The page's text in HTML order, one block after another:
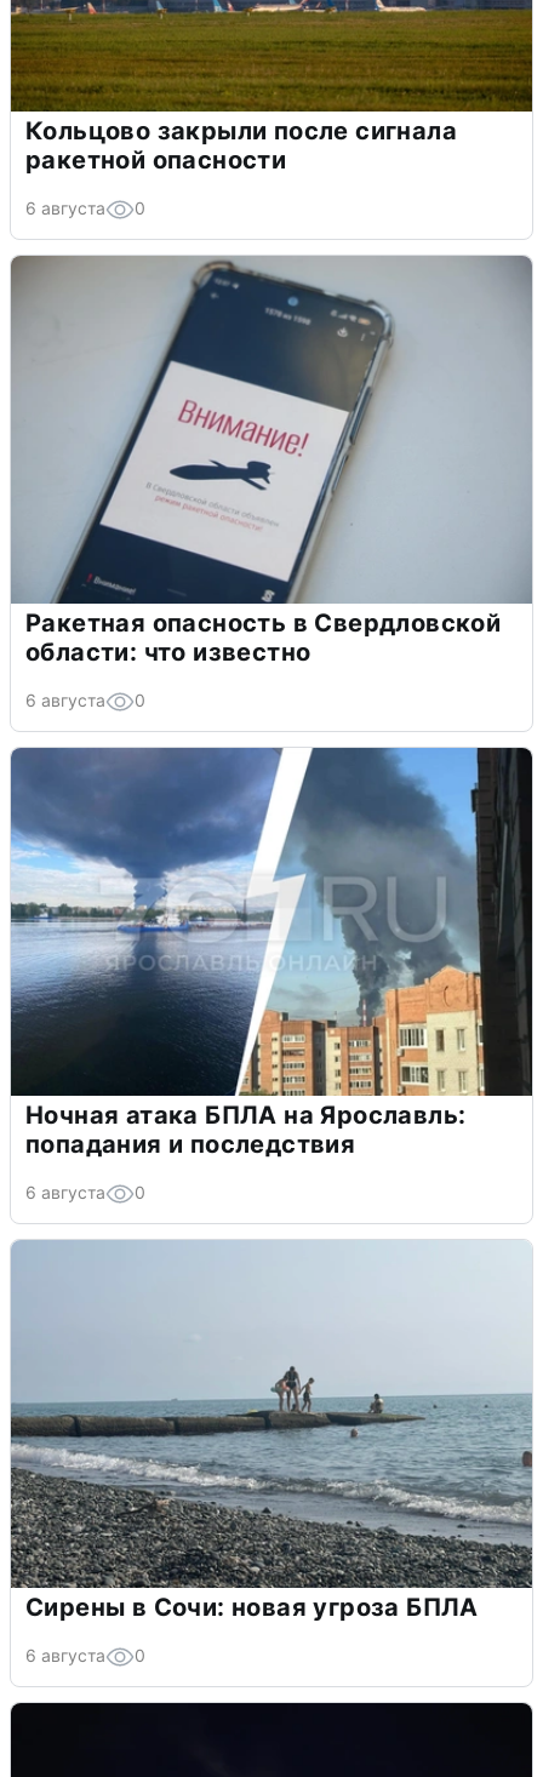
Кольцово закрыли после сигнала
ракетной опасности
6 августа 0
Ракетная опасность в Свердловской
области: что известно
6 августа 0
Ночная атака БПЛА на Ярославль:
попадания и последствия
6 августа 0
Сирены в Сочи: новая угроза БПЛА
6 августа 0